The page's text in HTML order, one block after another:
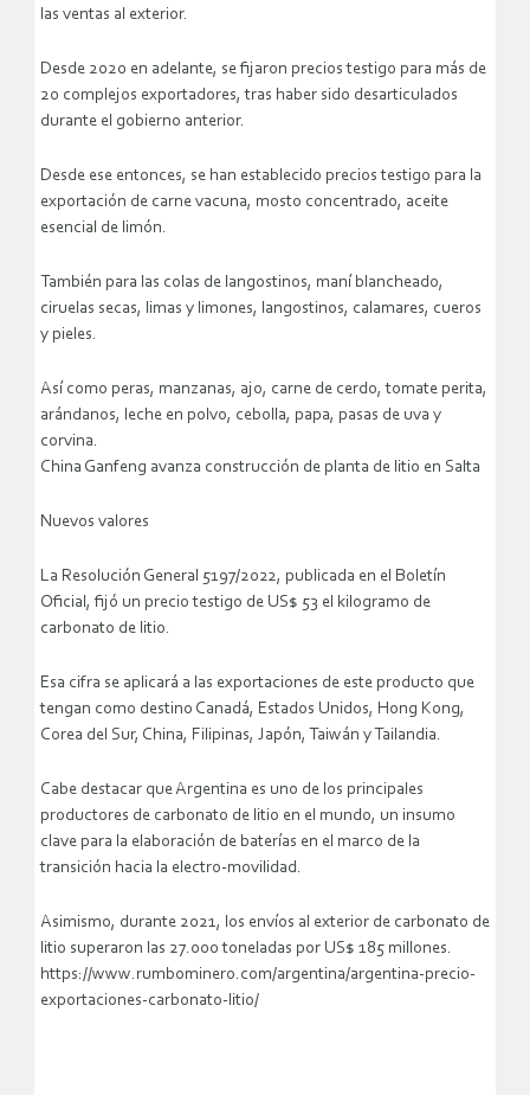
las ventas al exterior.
Desde 2020 en adelante, se fijaron precios testigo para más de
20 complejos exportadores, tras haber sido desarticulados
durante el gobierno anterior.
Desde ese entonces, se han establecido precios testigo para la
exportación de carne vacuna, mosto concentrado, aceite
esencial de limón.
También para las colas de langostinos, maní blancheado,
ciruelas secas, limas y limones, langostinos, calamares, cueros
y pieles.
Así como peras, manzanas, ajo, carne de cerdo, tomate perita,
arándanos, leche en polvo, cebolla, papa, pasas de uva y
corvina.
China Ganfeng avanza construcción de planta de litio en Salta
Nuevos valores
La Resolución General 5197/2022, publicada en el Boletín
Oficial, fijó un precio testigo de US$ 53 el kilogramo de
carbonato de litio.
Esa cifra se aplicará a las exportaciones de este producto que
tengan como destino Canadá, Estados Unidos, Hong Kong,
Corea del Sur, China, Filipinas, Japón, Taiwán y Tailandia.
Cabe destacar que Argentina es uno de los principales
productores de carbonato de litio en el mundo, un insumo
clave para la elaboración de baterías en el marco de la
transición hacia la electro-movilidad.
Asimismo, durante 2021, los envíos al exterior de carbonato de
litio superaron las 27.000 toneladas por US$ 185 millones.
https://www.rumbominero.com/argentina/argentina-precio-
exportaciones-carbonato-litio/